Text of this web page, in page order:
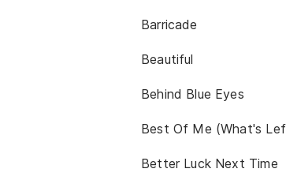
Barricade
Beautiful
Behind Blue Eyes
Best Of Me (What's
Better Luck Next Time